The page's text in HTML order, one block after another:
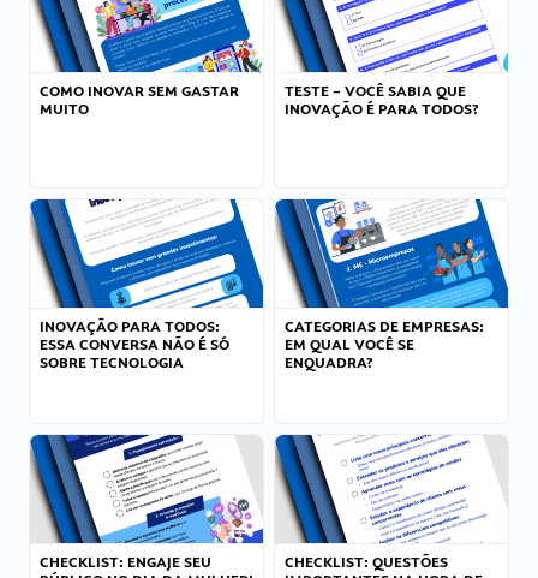
COMO INOVAR SEM GASTAR
MUITO
TESTE – VOCÊ SABIA QUE
INOVAÇÃO É PARA TODOS?
INOVAÇÃO PARA TODOS:
ESSA CONVERSA NÃO É SÓ
SOBRE TECNOLOGIA
CATEGORIAS DE EMPRESAS:
EM QUAL VOCÊ SE
ENQUADRA?
CHECKLIST: ENGAJE SEU
CHECKLIST: QUESTÕES